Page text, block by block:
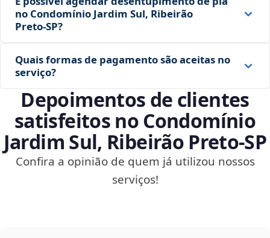
no Condomínio Jardim Sul, Ribeirão
Preto‑SP?
Quais formas de pagamento são aceitas no
serviço?
Depoimentos de clientes
satisfeitos no Condomínio
Jardim Sul, Ribeirão Preto‑SP
Confira a opinião de quem já utilizou nossos
serviços!